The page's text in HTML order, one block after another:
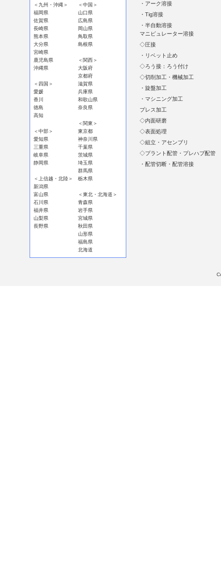
・アーク溶接
・Tig溶接
・半自動溶接
マニピュレーター溶接
◇圧接
・リベット止め
◇ろう接：ろう付け
◇切削加工・機械加工
・旋盤加工
・マシニング加工
プレス加工
◇内面研磨
◇表面処理
◇組立・アセンブリ
◇プラント配管・プレハブ配管
・配管切断・配管溶接
＜九州・沖縄＞
福岡県
佐賀県
長崎県
熊本県
大分県
宮崎県
鹿児島県
沖縄県
＜四国＞
愛媛
香川
徳島
高知
＜中部＞
愛知県
三重県
岐阜県
静岡県
＜上信越・北陸＞
新潟県
富山県
石川県
福井県
山梨県
長野県
＜中国＞
山口県
広島県
岡山県
鳥取県
島根県
＜関西＞
大阪府
京都府
滋賀県
兵庫県
和歌山県
奈良県
＜関東＞
東京都
神奈川県
千葉県
茨城県
埼玉県
群馬県
栃木県
＜東北・北海道＞
青森県
岩手県
宮城県
秋田県
山形県
福島県
北海道